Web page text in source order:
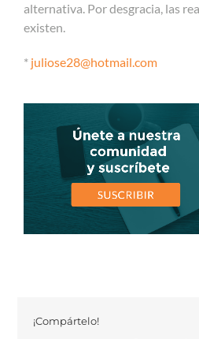
alternativa. Por desgracia, las
existen.
* juliose28@hotmail.com
¡Compártelo!